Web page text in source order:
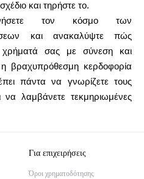
και τηρήστε το.
τον κόσμο των
και ανακαλύψτε πώς
χρήματά σας με σύνεση και
βραχυπρόθεσμη κερδοφορία
πάντα να γνωρίζετε τους
να λαμβάνετε τεκμηριωμένες
Για επιχειρήσεις
Όροι χρηματοδότησης